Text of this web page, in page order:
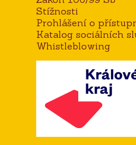
Stížnosti
Prohlášení o
Katalog sociálních
Whistleblowing